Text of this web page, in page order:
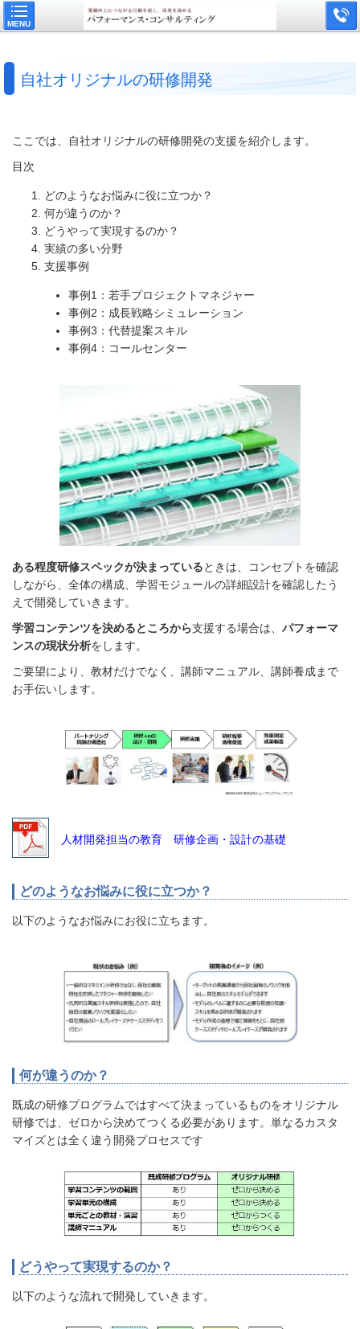
MENU
自社オリジナルの研修開発
ここでは、自社オリジナルの研修開発の支援を紹介します。
目次
どのようなお悩みに役に立つか？
何が違うのか？
どうやって実現するのか？
実績の多い分野
支援事例
事例1：若手プロジェクトマネジャー
事例2：成長戦略シミュレーション
事例3：代替提案スキル
事例4：コールセンター
ある程度研修スペックが決まっているときは、コンセプトを確認
しながら、全体の構成、学習モジュールの詳細設計を確認したう
えで開発していきます。
学習コンテンツを決めるところから支援する場合は、 パフォーマ
ンスの現状分析をします。
ご要望により、教材だけでなく、講師マニュアル、講師養成まで
お手伝いします。
人材開発担当の教育 研修企画・設計の基礎
どのようなお悩みに役に立つか？
以下のようなお悩みにお役に立ちます。
何が違うのか？
既成の研修プログラムではすべて決まっているものをオリジナル
研修では、ゼロから決めてつくる必要があります。単なるカスタ
マイズとは全く違う開発プロセスです
どうやって実現するのか？
以下のような流れで開発していきます。